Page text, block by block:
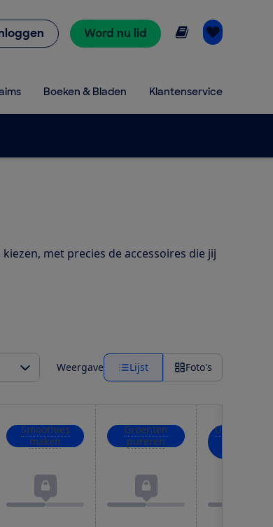
Word nu lid Online lezen
Boeken & Bladen Klantenservice
met precies de accessoires die jij
Weergave Lijst Foto's
Smoothies
maken
Groenten
pureren
Uien,